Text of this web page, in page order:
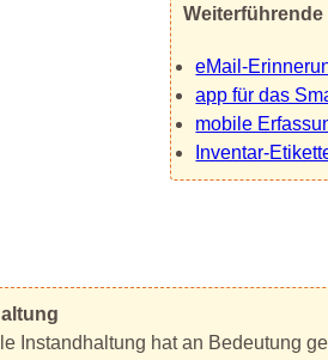
eMail-
app für das
mobile
Inventar-
Instandhaltung hat an Bedeutung